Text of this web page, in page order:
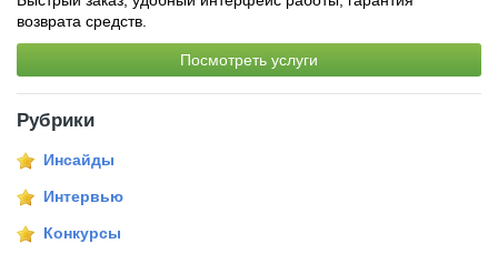
возврата средств.
Посмотреть услуги
Рубрики
Инсайды
Интервью
Конкурсы